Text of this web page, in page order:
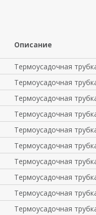
Описание
Термоусадочная
Термоусадочная
Термоусадочная
Термоусадочная
Термоусадочная
Термоусадочная
Термоусадочная
Термоусадочная
Термоусадочная
Термоусадочная